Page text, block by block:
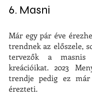
6. Masni
Már egy pár éve
trendnek az előszele,
tervezők a masnis
kreációikat. 2023
trendje pedig ez már
érezteti.